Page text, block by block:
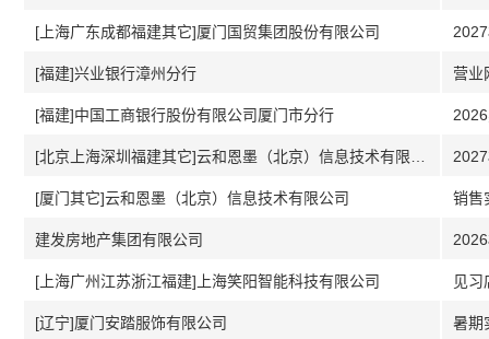
[上海广东成都福建其它]厦门国贸集团股份有限公司
[福建]兴业银行漳州分行 营业
[福建]中国工商银行股份有限公司厦门市分行
[厦门其它]云和恩墨（北京）信息技术有限公司 销售
建发房地产集团有限公司
[上海广州江苏浙江福建]上海笑阳智能科技有限公司 见习
[辽宁]厦门安踏服饰有限公司 暑期